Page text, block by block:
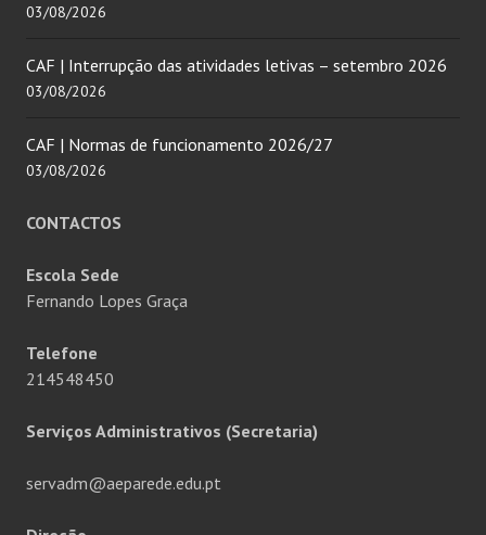
03/08/2026
CAF | Interrupção das atividades letivas – setembro 2026
03/08/2026
CAF | Normas de funcionamento 2026/27
03/08/2026
CONTACTOS
Escola Sede
Fernando Lopes Graça
Telefone
214548450
Serviços Administrativos (Secretaria)
servadm@aeparede.edu.pt